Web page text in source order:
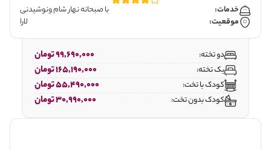
خدمات:
با صبحانه نهار شام ونوشیدنی
موقعیت:
لارا
دو تخته: 99,690,000 تومان
یک تخته: 165,190,000 تومان
کودک با تخت: 55,490,000 تومان
کودک بدون تخت: 30,990,000 تومان